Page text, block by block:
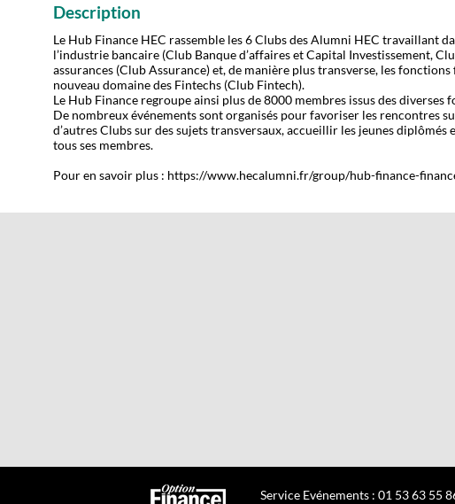
Description
Le Hub Finance HEC rassemble les 6 Clubs des Alumni HEC travaillant
l’industrie bancaire (Club Banque d’affaires et Capital Investissement,
assurances (Club Assurance) et, de manière plus transverse, les
nouveau domaine des Fintechs (Club Fintech).
Le Hub Finance regroupe ainsi plus de 8000 membres issus des diverses
De nombreux événements sont organisés pour favoriser les rencontres
d’autres Clubs sur des sujets transversaux, accueillir les jeunes
tous ses membres.
Pour en savoir plus : https://www.hecalumni.fr/group/hub-finance-
Service Evénements : 01 53 63 55